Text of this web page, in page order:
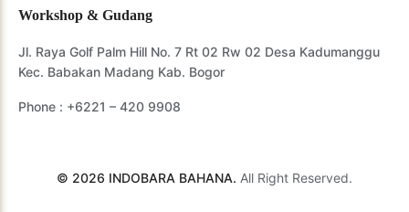
Workshop & Gudang
Jl. Raya Golf Palm Hill No. 7 Rt 02 Rw 02 Desa Kadumanggu
Kec. Babakan Madang Kab. Bogor
Phone : +6221 – 420 9908
© 2026 INDOBARA BAHANA. All Right Reserved.